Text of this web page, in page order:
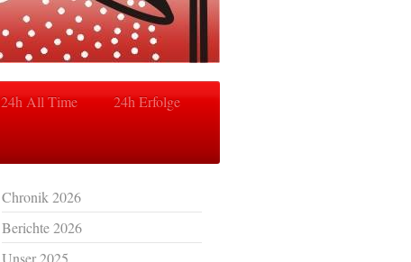
24h All Time 24h Erfolge
Chronik 2026
Berichte 2026
Unser 2025